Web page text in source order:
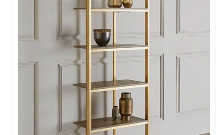
FERFORJE BALKON KORKULUK MODELLERİ
FERFORJE MERDİVEN KORKULUK MODELLERİ
DEMİR MERDİVEN MODELLERİ
FERFORJE PERGOLA & FERFORJE SUNDURMA
FERFORJE ÇARDAK VE KAMELYA MODELLERİ
FERFORJE PENCERE KORKULUK MODELLERİ
METAL RAF MODELLERİ